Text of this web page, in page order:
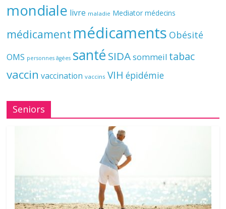
mondiale livre maladie Mediator médecins
médicament médicaments Obésité
OMS personnes âgées santé SIDAsommeil tabac
vaccin vaccination vaccins VIH épidémie
Seniors